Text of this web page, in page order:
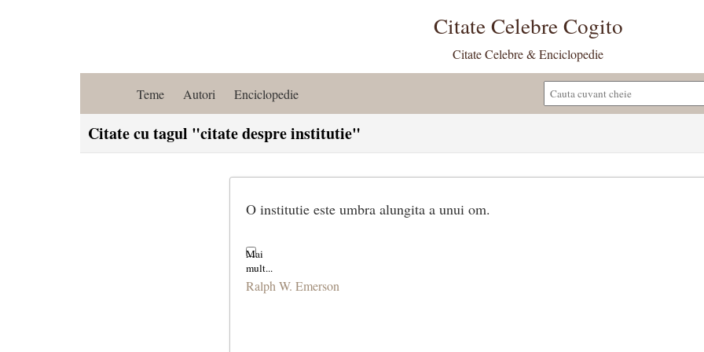
Citate Celebre Cogito
Citate Celebre & Enciclopedie
Teme Autori Enciclopedie
Citate cu tagul "citate despre institutie"
O institutie este umbra alungita a unui om.
Ralph W. Emerson